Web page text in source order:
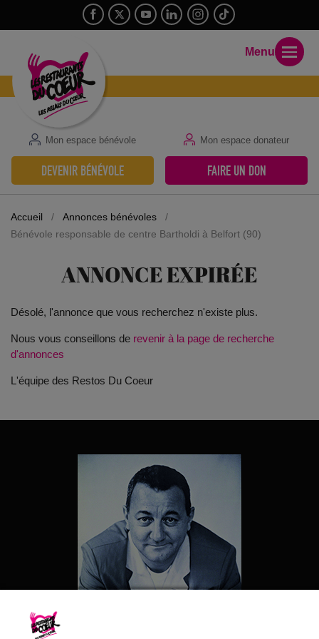
Mon espace bénévole Mon espace donateur
DEVENIR BÉNÉVOLE FAIRE UN DON
Menu
Accueil / Annonces bénévoles
/
Bénévole responsable de centre Bartholdi à Belfort (90)
ANNONCE EXPIRÉE
Désolé, l'annonce que vous recherchez n'existe plus.
Nous vous conseillons de revenir à la page de recherche
d'annonces
L'équipe des Restos Du Coeur